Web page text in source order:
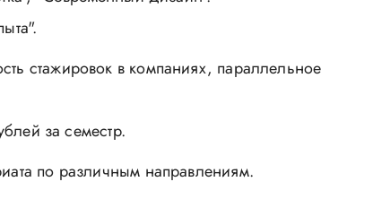
стажировок в компаниях, параллельное
за семестр.
по различным направлениям.